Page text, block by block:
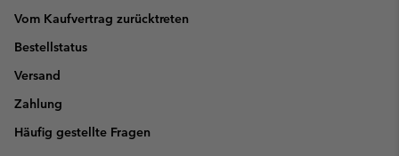
Vom Kaufvertrag zurücktreten
Bestellstatus
Versand
Zahlung
Häufig gestellte Fragen